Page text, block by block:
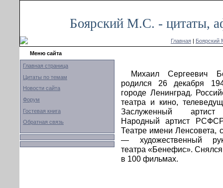
Боярский М.С. - цитаты,
Главная | Боярский
Меню сайта
Главная страница
Цитаты по темам
Новости сайта
Форум
Гостевая книга
Обратная связь
Михаил Сергеевич
родился 26 декабря
городе Ленинград.
театра и кино,
Заслуженный
Народный артист
Театре имени Ленсовета,
— художественный
театра «Бенефис».
в 100 фильмах.